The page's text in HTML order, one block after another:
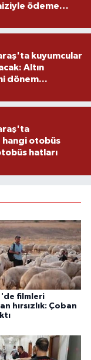
ödeme
kuyumcular
Altın
dönem...
otobüs
hatları
filmleri
hırsızlık: Çoban